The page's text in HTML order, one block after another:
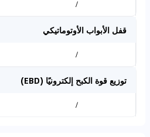
/
قفل الأبواب الأوتوماتيكي
/
توزيع قوة الكبح إلكترونيًا (EBD)
/